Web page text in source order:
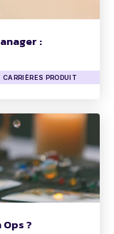
:
CARRIÈRES PRODUIT
?